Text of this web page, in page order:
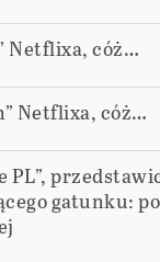
Netflixa, cóż…
Netflixa, cóż…
PL”,
gatunku: